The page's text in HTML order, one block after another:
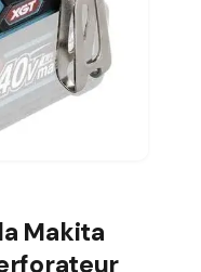
Makita